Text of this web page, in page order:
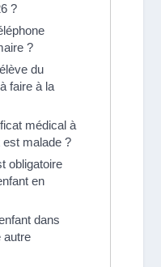
?
?
du
faire à la
médical à
est malade ?
obligatoire
en
dans
autre